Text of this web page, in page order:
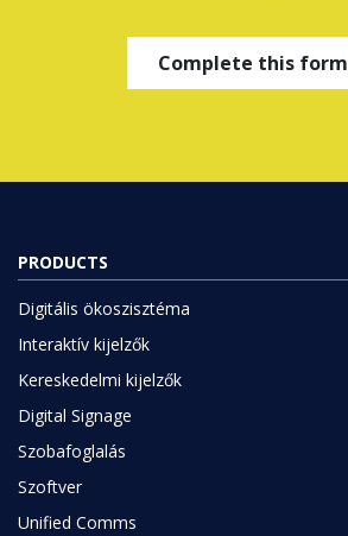
Complete this form
PRODUCTS
Digitális ökoszisztéma
Interaktív kijelzők
Kereskedelmi kijelzők
Digital Signage
Szobafoglalás
Szoftver
Unified Comms